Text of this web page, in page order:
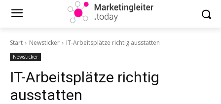
Start Newsticker IT-Arbeitsplätze richtig ausstatten
Newsticker
IT-Arbeitsplätze richtig
ausstatten